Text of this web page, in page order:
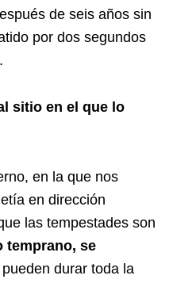
de seis años sin
por dos segundos
sitio en el que lo
en la que nos
en dirección
las tempestades son
temprano, se
durar toda la